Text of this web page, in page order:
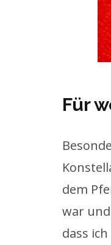
Für
dem
war
dass